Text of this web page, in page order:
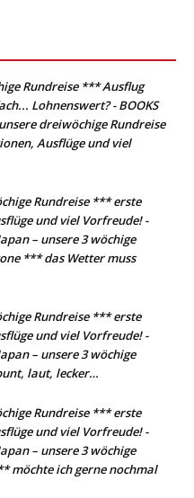
Rundreise *** Ausflug
Lohnenswert? - BOOKS
dreiwöchige Rundreise
Ausflüge und viel
Rundreise *** erste
und viel Vorfreude! -
– unsere 3 wöchige
*** das Wetter muss
Rundreise *** erste
und viel Vorfreude! -
– unsere 3 wöchige
laut, lecker…
Rundreise *** erste
und viel Vorfreude! -
– unsere 3 wöchige
möchte ich gerne nochmal